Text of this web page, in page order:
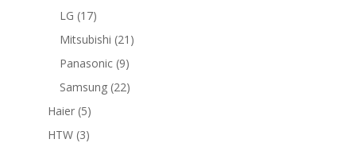
LG 1717
productos
Mitsubishi 21 21
Panasonic 99
productos
Samsung 2222
Haier 55
productos
HTW 33